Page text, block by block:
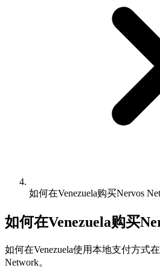
如何在Venezuela购买Nervos
如何在Venezuela购买
如何在Venezuela使用本地支付方式
Network。